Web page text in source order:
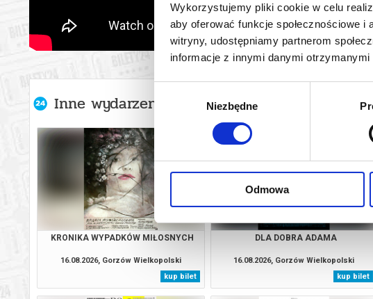
Wykorzystujemy pliki cookie w celu
aby oferować funkcje społecznościowe
witryny, udostępniamy partnerom
informacje z innymi danymi
zgody
Niezbędne
Odmowa
Inne wydarzenia organizatora
KRONIKA WYPADKÓW MIŁOSNYCH
16.08.2026, Gorzów Wielkopolski
kup bilet
DLA DOBRA ADAMA
16.08.2026, Gorzów Wielkopolski
kup bilet